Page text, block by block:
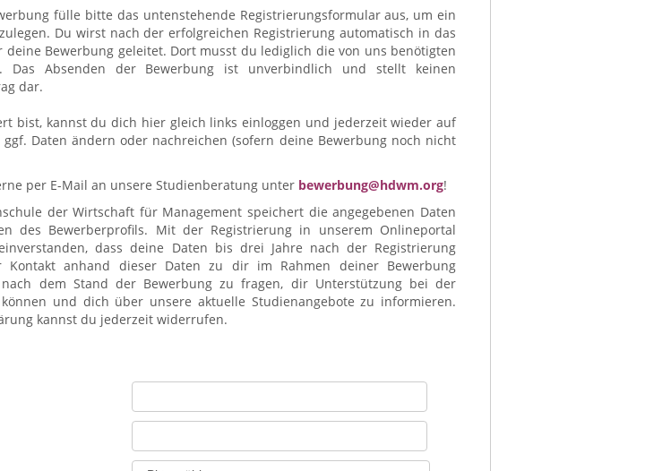
fülle bitte das untenstehende Registrierungsformular aus, um ein
Du wirst nach der erfolgreichen Registrierung automatisch in das
Bewerbung geleitet. Dort musst du lediglich die von uns benötigten
Das Absenden der Bewerbung ist unverbindlich und stellt keinen
dar.
bist, kannst du dich hier gleich links einloggen und jederzeit wieder auf
Daten ändern oder nachreichen (sofern deine Bewerbung noch nicht
per E-Mail an unsere Studienberatung unter bewerbung@hdwm.org!
der Wirtschaft für Management speichert die angegebenen Daten
des Bewerberprofils. Mit der Registrierung in unserem Onlineportal
dass deine Daten bis drei Jahre nach der Registrierung
Kontakt anhand dieser Daten zu dir im Rahmen deiner Bewerbung
dem Stand der Bewerbung zu fragen, dir Unterstützung bei der
und dich über unsere aktuelle Studienangebote zu informieren.
kannst du jederzeit widerrufen.